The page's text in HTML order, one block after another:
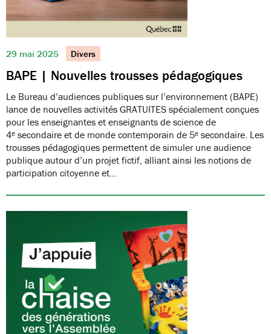
29 mai 2025 Divers
BAPE | Nouvelles trousses pédagogiques
Le Bureau d’audiences publiques sur l’environnement (BAPE)
lance de nouvelles activités GRATUITES spécialement conçues
pour les enseignantes et enseignants de science de
4ᵉ secondaire et de monde contemporain de 5ᵉ secondaire. Les
trousses pédagogiques permettent de simuler une audience
publique autour d’un projet fictif, alliant ainsi les notions de
participation citoyenne et…